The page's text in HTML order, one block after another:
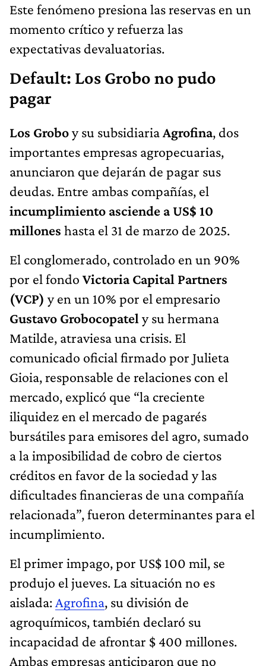
Este fenómeno presiona las reservas en un
momento crítico y refuerza las
expectativas devaluatorias.
Default: Los Grobo no pudo
pagar
Los Groboy su subsidiariaAgrofina, dos
importantes empresas agropecuarias,
anunciaron que dejarán de pagar sus
deudas. Entre ambas compañías, el
incumplimiento asciende a US$ 10
millones hasta el 31 de marzo de 2025.
El conglomerado, controlado en un 90%
por el fondo Victoria Capital Partners
(VCP) y en un 10% por el empresario
Gustavo Grobocopatel y su hermana
Matilde, atraviesa una crisis. El
comunicado oficial firmado por Julieta
Gioia, responsable de relaciones con el
mercado, explicó que “la creciente
iliquidez en el mercado de pagarés
bursátiles para emisores del agro, sumado
a la imposibilidad de cobro de ciertos
créditos en favor de la sociedad y las
dificultades financieras de una compañía
relacionada”, fueron determinantes para el
incumplimiento.
El primer impago, por US$ 100 mil, se
produjo el jueves. La situación no es
aislada: Agrofina, su división de
agroquímicos, también declaró su
incapacidad de afrontar $ 400 millones.
Ambas empresas anticiparon que no